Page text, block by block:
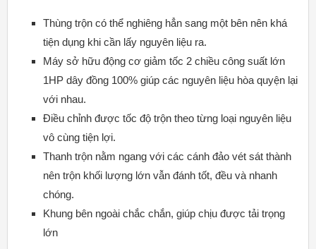
Thùng trộn có thể nghiêng hẳn sang một bên nên khá
tiện dụng khi cần lấy nguyên liệu ra.
Máy sở hữu động cơ giảm tốc 2 chiều công suất lớn
1HP dây đồng 100% giúp các nguyên liệu hòa quyện lại
với nhau.
Điều chỉnh được tốc độ trộn theo từng loại nguyên liệu
vô cùng tiện lợi.
Thanh trộn nằm ngang với các cánh đảo vét sát thành
nên trộn khối lượng lớn vẫn đánh tốt, đều và nhanh
chóng.
Khung bên ngoài chắc chắn, giúp chịu được tải trọng
lớn